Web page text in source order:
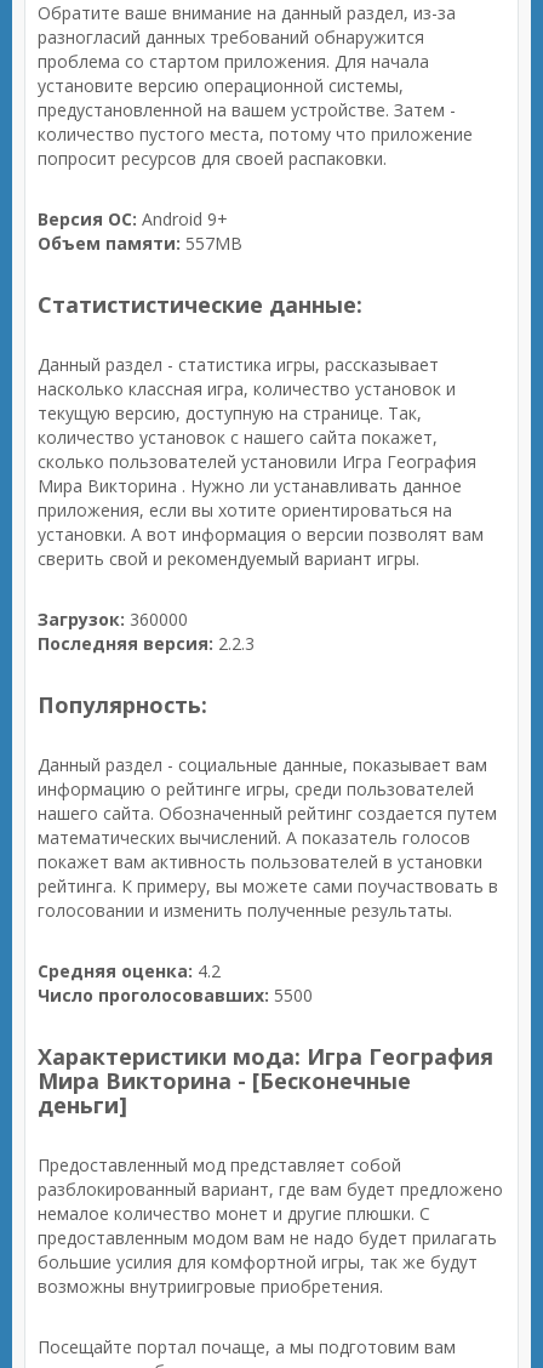
Обратите ваше внимание на данный раздел, из-за
разногласий данных требований обнаружится
проблема со стартом приложения. Для начала
установите версию операционной системы,
предустановленной на вашем устройстве. Затем -
количество пустого места, потому что приложение
попросит ресурсов для своей распаковки.
Версия ОС: Android 9+
Объем памяти: 557MB
Статистистические данные:
Данный раздел - статистика игры, рассказывает
насколько классная игра, количество установок и
текущую версию, доступную на странице. Так,
количество установок с нашего сайта покажет,
сколько пользователей установили Игра География
Мира Викторина . Нужно ли устанавливать данное
приложения, если вы хотите ориентироваться на
установки. А вот информация о версии позволят вам
сверить свой и рекомендуемый вариант игры.
Загрузок: 360000
Последняя версия: 2.2.3
Популярность:
Данный раздел - социальные данные, показывает вам
информацию о рейтинге игры, среди пользователей
нашего сайта. Обозначенный рейтинг создается путем
математических вычислений. А показатель голосов
покажет вам активность пользователей в установки
рейтинга. К примеру, вы можете сами поучаствовать в
голосовании и изменить полученные результаты.
Средняя оценка: 4.2
Число проголосовавших: 5500
Характеристики мода: Игра География
Мира Викторина - [Бесконечные
деньги]
Предоставленный мод представляет собой
разблокированный вариант, где вам будет предложено
немалое количество монет и другие плюшки. С
предоставленным модом вам не надо будет прилагать
большие усилия для комфортной игры, так же будут
возможны внутриигровые приобретения.
Посещайте портал почаще, а мы подготовим вам